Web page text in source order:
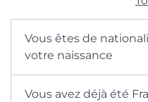
Vous êtes de
votre naissance
Vous avez déjà été